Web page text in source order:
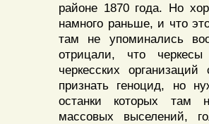
районе 1870 года. Но
намного раньше, и что
там не упоминались
отрицали, что
черкесских
признать геноцид, но
останки которых там
массовых выселений,